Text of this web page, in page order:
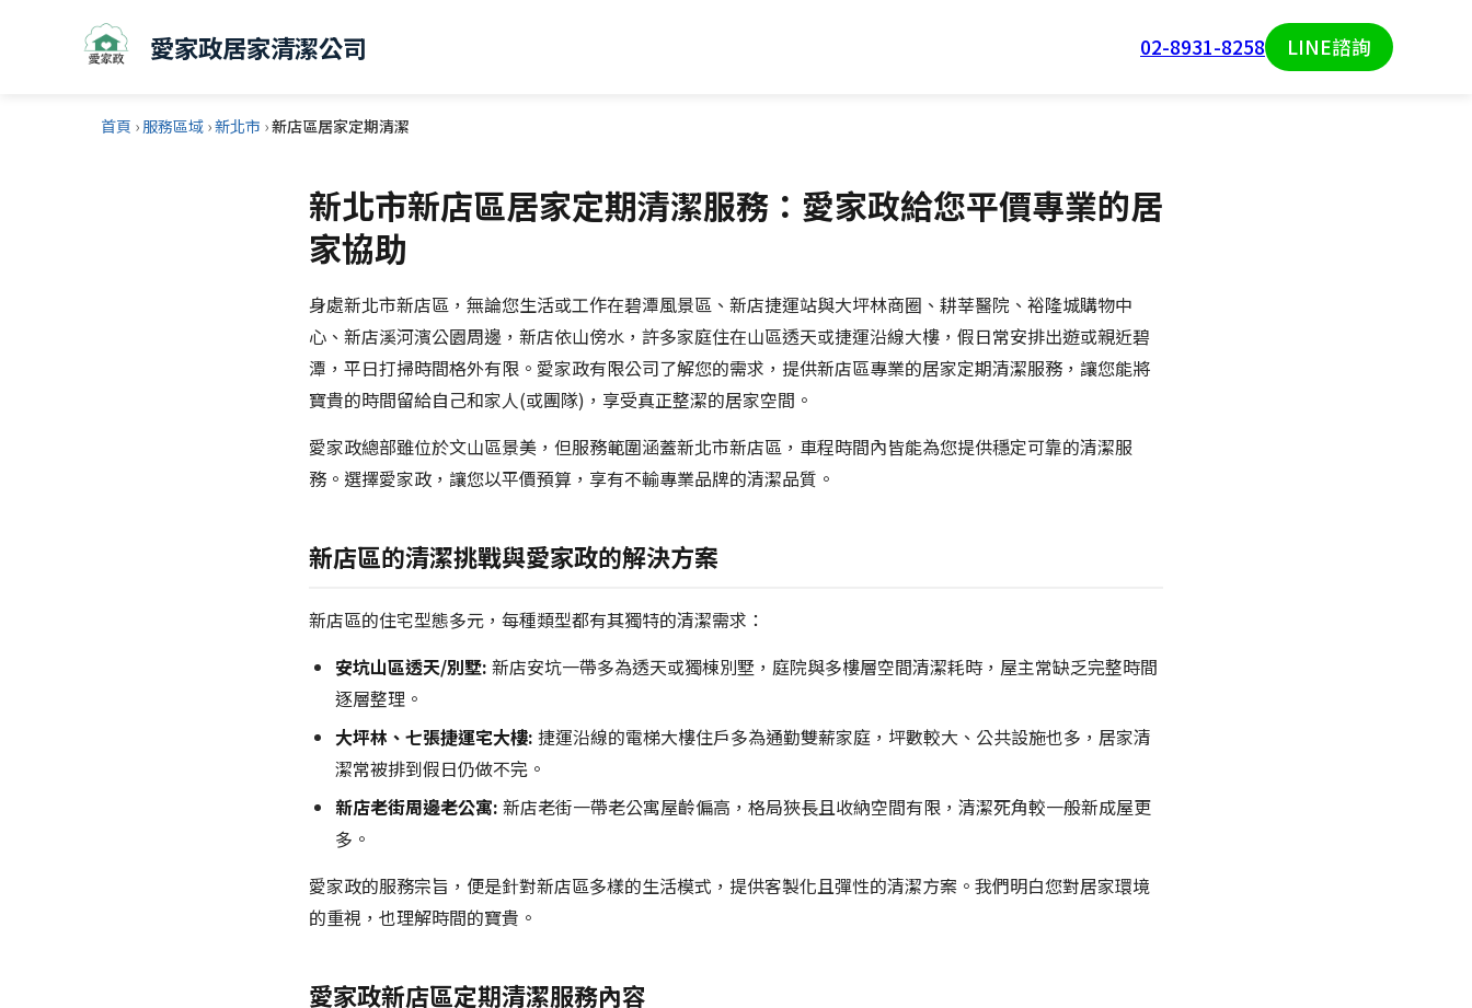
愛家政居家清潔公司 02-8931-8258 LINE諮詢
首頁 › 服務區域 ›新北市 ›新店區居家定期清潔
新北市新店區居家定期清潔服務：愛家政給您平價專業的居
家協助
身處新北市新店區，無論您生活或工作在碧潭風景區、新店捷運站與大坪林商圈、耕莘醫院、裕隆城購物中
心、新店溪河濱公園周邊，新店依山傍水，許多家庭住在山區透天或捷運沿線大樓，假日常安排出遊或親近碧
潭，平日打掃時間格外有限。愛家政有限公司了解您的需求，提供新店區專業的居家定期清潔服務，讓您能將
寶貴的時間留給自己和家人(或團隊)，享受真正整潔的居家空間。
愛家政總部雖位於文山區景美，但服務範圍涵蓋新北市新店區，車程時間內皆能為您提供穩定可靠的清潔服
務。選擇愛家政，讓您以平價預算，享有不輸專業品牌的清潔品質。
新店區的清潔挑戰與愛家政的解決方案
新店區的住宅型態多元，每種類型都有其獨特的清潔需求：
安坑山區透天/別墅: 新店安坑一帶多為透天或獨棟別墅，庭院與多樓層空間清潔耗時，屋主常缺乏完整時間
逐層整理。
大坪林、七張捷運宅大樓: 捷運沿線的電梯大樓住戶多為通勤雙薪家庭，坪數較大、公共設施也多，居家清
潔常被排到假日仍做不完。
新店老街周邊老公寓: 新店老街一帶老公寓屋齡偏高，格局狹長且收納空間有限，清潔死角較一般新成屋更
多。
愛家政的服務宗旨，便是針對新店區多樣的生活模式，提供客製化且彈性的清潔方案。我們明白您對居家環境
的重視，也理解時間的寶貴。
愛家政新店區定期清潔服務內容